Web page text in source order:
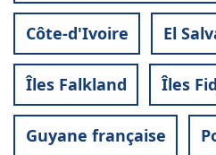
Côte-d'Ivoire El
Îles Falkland Îles
Guyane française